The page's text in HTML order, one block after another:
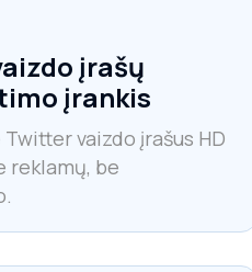
įrašų
įrankis
vaizdo įrašus HD
reklamų, be